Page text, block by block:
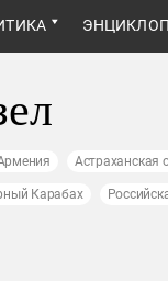
Астраханская
Карабах